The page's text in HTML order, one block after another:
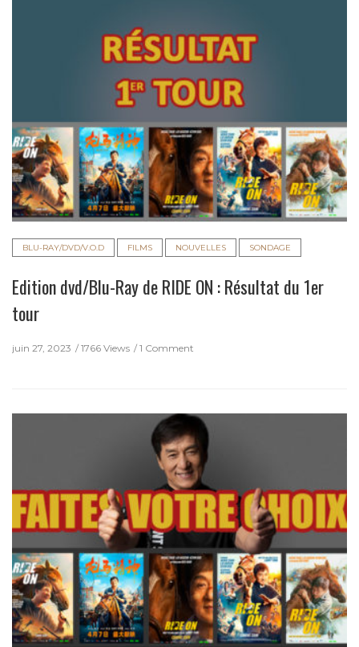
BLU-RAY/DVD/V.O.D FILMS NOUVELLES SONDAGE
Edition dvd/Blu-Ray de RIDE ON : Résultat du 1er
tour
juin 27, 2023 1766 Views 1 Comment